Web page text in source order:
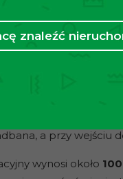
znaleźć
system monitoringu.
realizowane z
dodatkowo
a przy wejściu
wynosi około